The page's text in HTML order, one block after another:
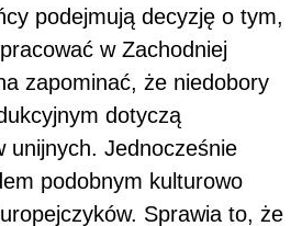
podejmują decyzję o tym,
w Zachodniej
zapominać, że niedobory
dotyczą
unijnych. Jednocześnie
podobnym kulturowo
Sprawia to, że